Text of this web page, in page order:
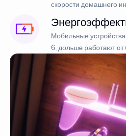
скорости домашнего
Мобильные
6, дольше работают от